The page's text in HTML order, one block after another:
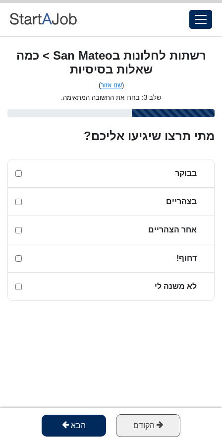
רשתות לחלונות בSan Mateo > כמה
שאלות בסיסיות
(שנו אזור)
שלב 3: בחרו את התשובה המתאימה.
מתי תרצו שיגיעו אליכם?
בבוקר
בצהריים
אחר הצהריים
דחוף!
לא משנה לי
הקודם הבא